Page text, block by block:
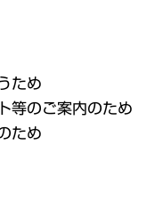
ため
等のご案内のため
ため